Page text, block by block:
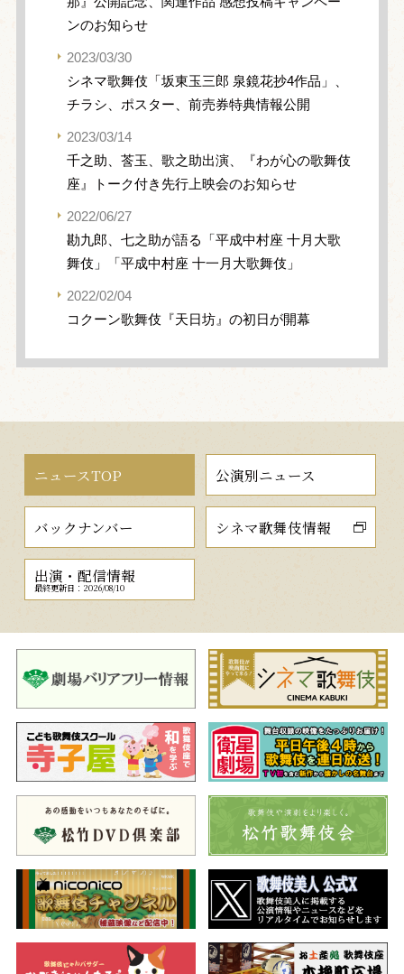
ンのお知らせ
2023/03/30
シネマ歌舞伎「坂東玉三郎 泉鏡花抄4作品」、
チラシ、ポスター、前売券特典情報公開
2023/03/14
千之助、莟玉、歌之助出演、『わが心の歌舞伎
座』トーク付き先行上映会のお知らせ
2022/06/27
勘九郎、七之助が語る「平成中村座 十月大歌
舞伎」「平成中村座 十一月大歌舞伎」
2022/02/04
コクーン歌舞伎『天日坊』の初日が開幕
ニュースTOP 公演別ニュース
バックナンバー シネマ歌舞伎情報
出演・配信情報
最終更新日：2026/08/10